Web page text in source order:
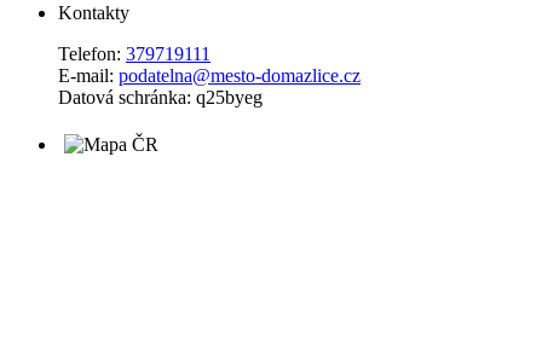
Kontakty
Telefon: 379719111
E-mail: podatelna@mesto-domazlice.cz
Datová schránka: q25byeg